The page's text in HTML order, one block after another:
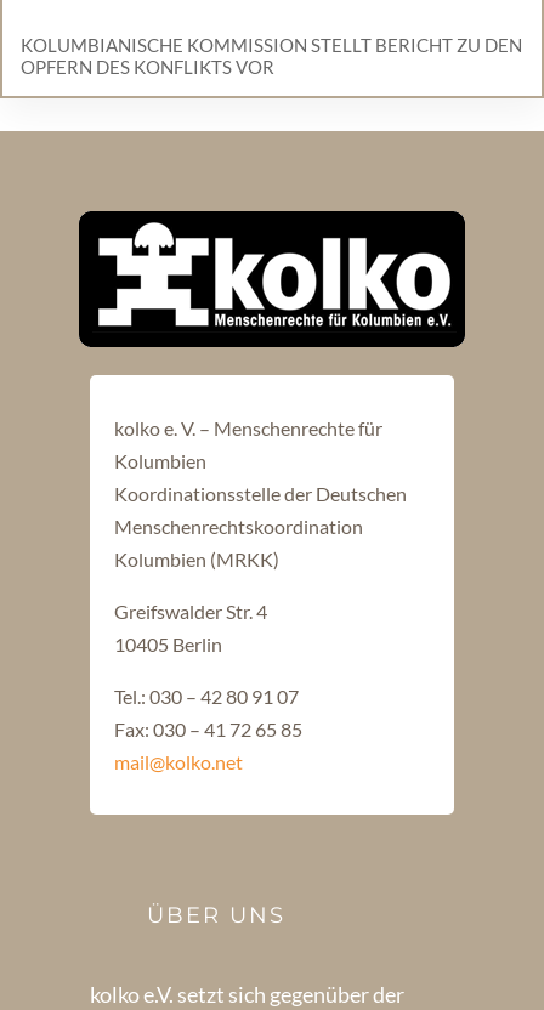
KOLUMBIANISCHE KOMMISSION STELLT BERICHT ZU DEN
OPFERN DES KONFLIKTS VOR
kolko e. V. – Menschenrechte für
Kolumbien
Koordinationsstelle der Deutschen
Menschenrechtskoordination
Kolumbien (MRKK)
Greifswalder Str. 4
10405 Berlin
Tel.: 030 – 42 80 91 07
Fax: 030 – 41 72 65 85
mail@kolko.net
ÜBER UNS
kolko e.V. setzt sich gegenüber der